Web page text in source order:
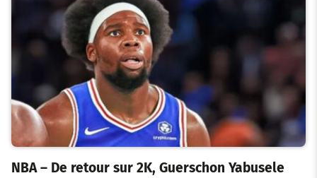
NBA – De retour sur 2K, Guerschon Yabusele